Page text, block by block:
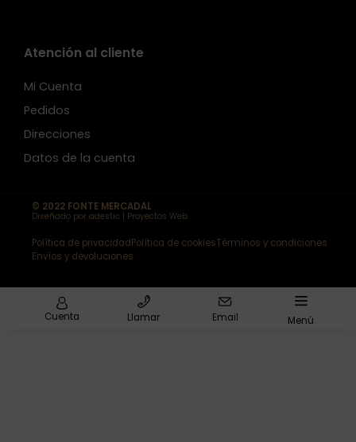
Atención al cliente
Mi Cuenta
Pedidos
Direcciones
Datos de la cuenta
© 2022 FONTE MERCADAL
Diseñado por adestic | Proyectos Web
Política de privacidadPolítica de cookiesTérminos y condiciones
Envíos y devoluciones
Cuenta Llamar Email Menú